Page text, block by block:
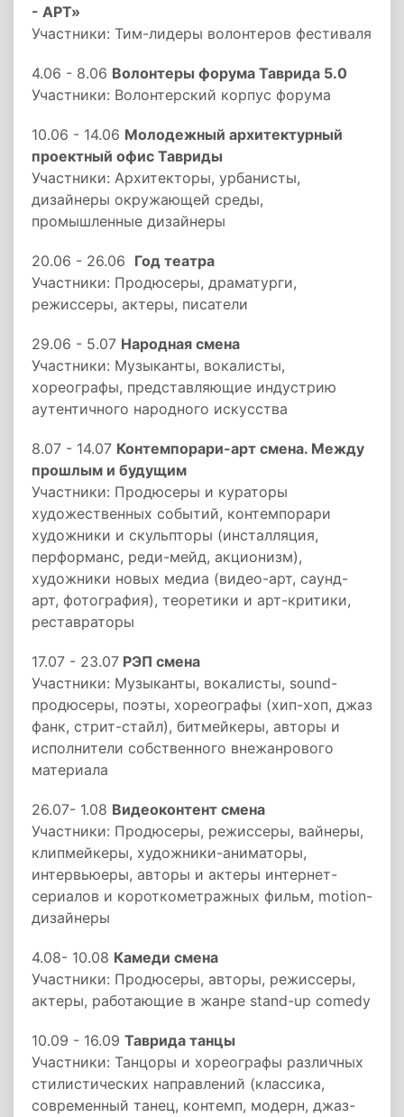
- АРТ»
Участники: Тим-лидеры волонтеров фестиваля
4.06 - 8.06 Волонтеры форума Таврида 5.0
Участники: Волонтерский корпус форума
10.06 - 14.06 Молодежный архитектурный
проектный офис Тавриды
Участники: Архитекторы, урбанисты,
дизайнеры окружающей среды,
промышленные дизайнеры
20.06 - 26.06 Год театра
Участники: Продюсеры, драматурги,
режиссеры, актеры, писатели
29.06 - 5.07 Народная смена
Участники: Музыканты, вокалисты,
хореографы, представляющие индустрию
аутентичного народного искусства
8.07 - 14.07 Контемпорари-арт смена. Между
прошлым и будущим
Участники: Продюсеры и кураторы
художественных событий, контемпорари
художники и скульпторы (инсталляция,
перформанс, реди-мейд, акционизм),
художники новых медиа (видео-арт, саунд-
арт, фотография), теоретики и арт-критики,
реставраторы
17.07 - 23.07 РЭП смена
Участники: Музыканты, вокалисты, sound-
продюсеры, поэты, хореографы (хип-хоп, джаз
фанк, стрит-стайл), битмейкеры, авторы и
исполнители собственного внежанрового
материала
26.07- 1.08 Видеоконтент смена
Участники: Продюсеры, режиссеры, вайнеры,
клипмейкеры, художники-аниматоры,
интервьюеры, авторы и актеры интернет-
сериалов и короткометражных фильм, motion-
дизайнеры
4.08- 10.08 Камеди смена
Участники: Продюсеры, авторы, режиссеры,
актеры, работающие в жанре stand-up comedy
10.09 - 16.09 Таврида танцы
Участники: Танцоры и хореографы различных
стилистических направлений (классика,
современный танец, контемп, модерн, джаз-